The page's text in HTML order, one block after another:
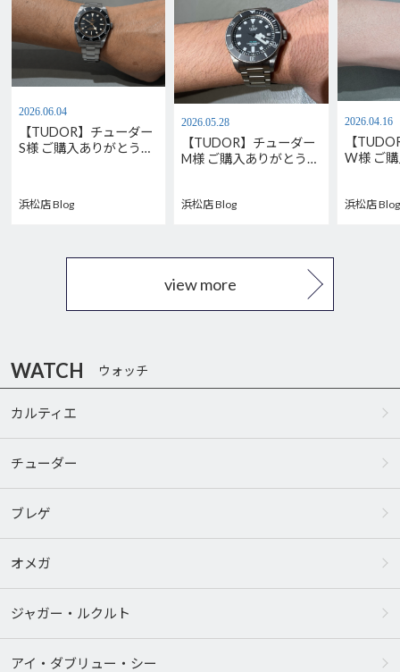
2026.06.04
【TUDOR】チューダー
S様 ご購入ありがとうご
浜松店 Blog
2026.05.28
【TUDOR】チューダー
M様 ご購入ありがとうご
浜松店 Blog
2026.04.16
【
W様 ご
浜松店 Blog
view more
WATCH ウォッチ
カルティエ
チューダー
ブレゲ
オメガ
ジャガー・ルクルト
アイ・ダブリュー・シー